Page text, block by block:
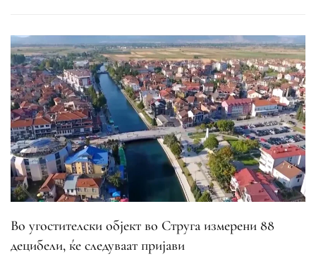
Во угостителски објект во Струга измерени 88
децибели, ќе следуваат пријави